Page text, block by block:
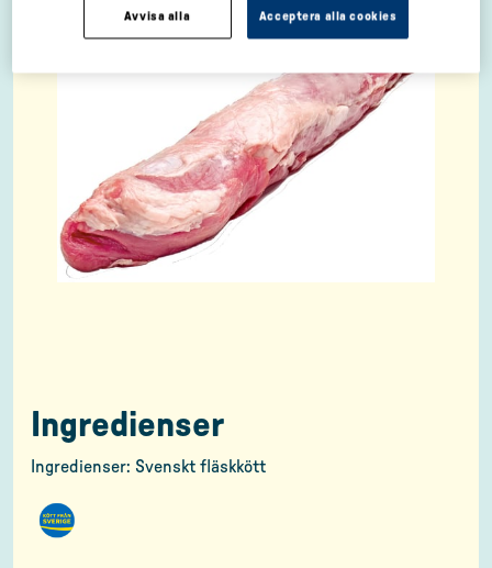
Ingredienser
Ingredienser: Svenskt fläskkött
Avvisa alla Acceptera alla cookies